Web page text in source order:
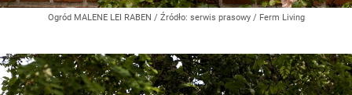
Ogród MALENE LEI RABEN / Źródło: serwis prasowy / Ferm Living